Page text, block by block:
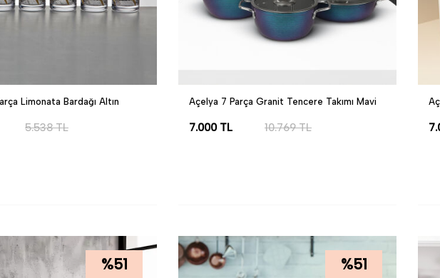
Limonata Bardağı Altın
5.538TL
Açelya 7 Parça Granit Tencere Takımı Mavi
7.000TL 10.769TL
%51 %51